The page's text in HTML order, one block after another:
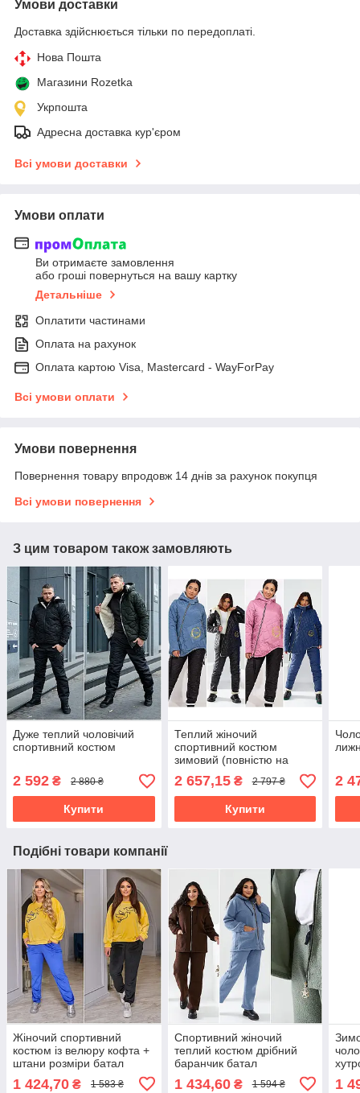
Умови доставки
Доставка здійснюється тільки по передоплаті.
Нова Пошта
Магазини Rozetka
Укрпошта
Адресна доставка кур'єром
Всі умови доставки
Умови оплати
Ви отримаєте замовлення
або гроші повернуться на вашу картку
Детальніше
Оплатити частинами
Оплата на рахунок
Оплата картою Visa, Mastercard - WayForPay
Всі умови оплати
Умови повернення
Повернення товару впродовж 14 днів за рахунок покупця
Всі умови повернення
З цим товаром також замовляють
Дуже теплий чоловічий
спортивний костюм
2 592 ₴ 2 880 ₴
Купити
Теплий жіночий
спортивний костюм
зимовий (повністю на
2 657,15₴ 2 797 ₴
Купити
2
Подібні товари компанії
Жіночий спортивний
костюм із велюру кофта +
штани розміри батал
1 424,70 ₴ 1 583 ₴
Спортивний жіночий
теплий костюм дрібний
баранчик батал
1 434,60₴ 1 594 ₴ 1